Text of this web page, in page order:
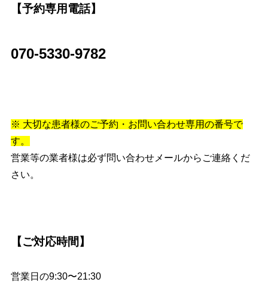
【予約専用電話】
070-5330-9782
※ 大切な患者様のご予約・お問い合わせ専用の番号で
す。
営業等の業者様は必ず問い合わせメールからご連絡くだ
さい。
【ご対応時間】
営業日の9:30〜21:30